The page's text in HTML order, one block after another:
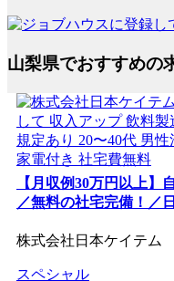
山梨県でおすすめの
【月収例30万円以上】
／無料の社宅完備！／
株式会社日本ケイテム
スペシャル